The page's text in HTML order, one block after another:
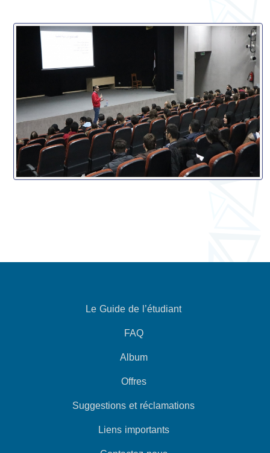
Le Guide de l’étudiant
FAQ
Album
Offres
Suggestions et réclamations
Liens importants